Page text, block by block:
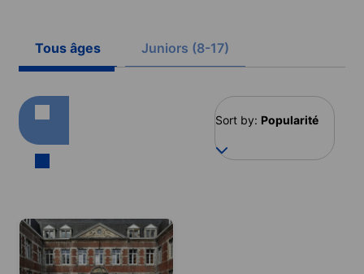
Tous âges Juniors (8-17)
Sort by: Popularité